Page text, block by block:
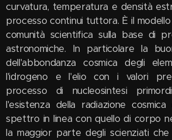
curvatura, temperatura e densità
processo continui tuttora. È il
comunità scientifica sulla base di
astronomiche. In particolare la
dell'abbondanza cosmica degli
l'idrogeno e l'elio con i valori
processo di nucleosintesi
l'esistenza della radiazione
spettro in linea con quello di corpo
la maggior parte degli scienziati